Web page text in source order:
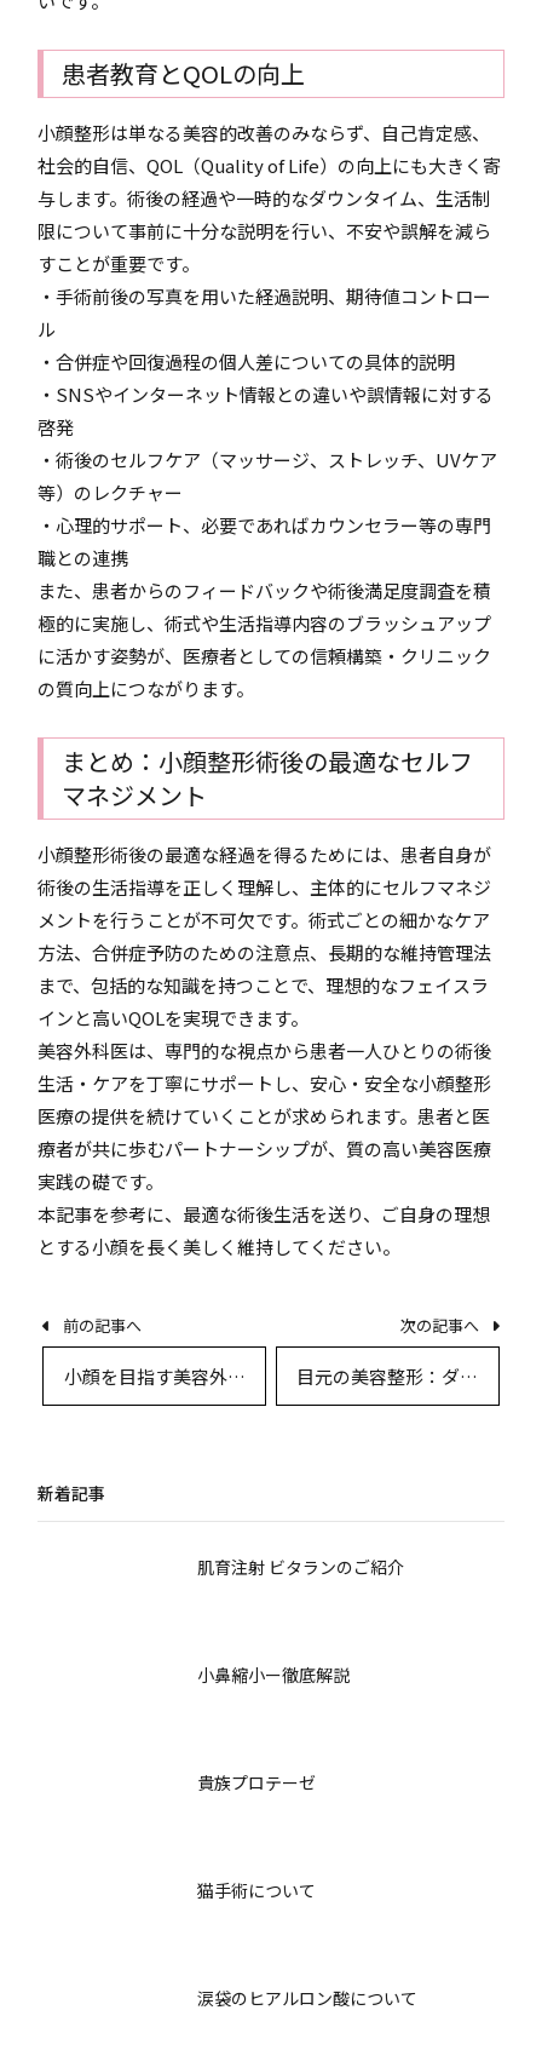
患者教育とQOLの向上
小顔整形は単なる美容的改善のみならず、自己肯定感、
社会的自信、QOL（Quality of Life）の向上にも大きく寄
与します。術後の経過や一時的なダウンタイム、生活制
限について事前に十分な説明を行い、不安や誤解を減ら
すことが重要です。
・手術前後の写真を用いた経過説明、期待値コントロー
ル
・合併症や回復過程の個人差についての具体的説明
・SNSやインターネット情報との違いや誤情報に対する
啓発
・術後のセルフケア（マッサージ、ストレッチ、UVケア
等）のレクチャー
・心理的サポート、必要であればカウンセラー等の専門
職との連携
また、患者からのフィードバックや術後満足度調査を積
極的に実施し、術式や生活指導内容のブラッシュアップ
に活かす姿勢が、医療者としての信頼構築・クリニック
の質向上につながります。
まとめ：小顔整形術後の最適なセルフ
マネジメント
小顔整形術後の最適な経過を得るためには、患者自身が
術後の生活指導を正しく理解し、主体的にセルフマネジ
メントを行うことが不可欠です。術式ごとの細かなケア
方法、合併症予防のための注意点、長期的な維持管理法
まで、包括的な知識を持つことで、理想的なフェイスラ
インと高いQOLを実現できます。
美容外科医は、専門的な視点から患者一人ひとりの術後
生活・ケアを丁寧にサポートし、安心・安全な小顔整形
医療の提供を続けていくことが求められます。患者と医
療者が共に歩むパートナーシップが、質の高い美容医療
実践の礎です。
本記事を参考に、最適な術後生活を送り、ご自身の理想
とする小顔を長く美しく維持してください。
前の記事へ
小顔を目指す美容外科
最新ガイド―理想のフ
次の記事へ
目元の美容整形：ダウ
ンタイムと回復期間を
新着記事
肌育注射 ビタランのご紹介
小鼻縮小ー徹底解説
貴族プロテーゼ
猫手術について
涙袋のヒアルロン酸について